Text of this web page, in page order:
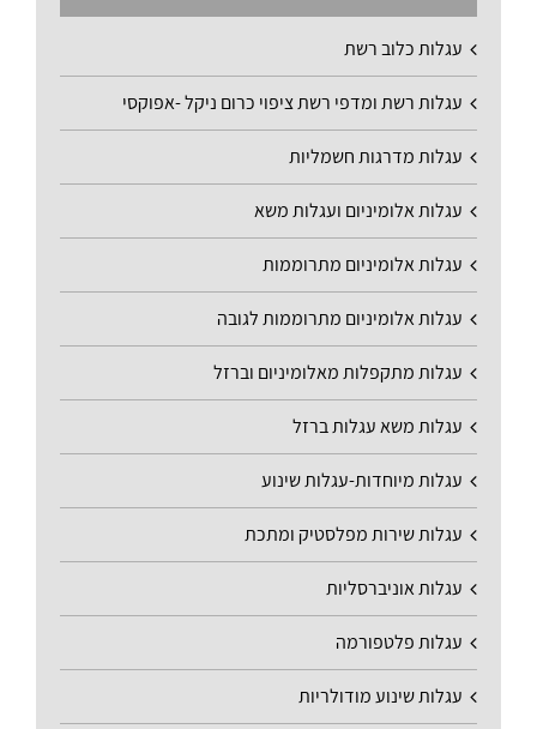
עגלות כלוב רשת
עגלות רשת ומדפי רשת ציפוי כרום ניקל -אפוקסי
עגלות מדרגות חשמליות
עגלות אלומיניום ועגלות משא
עגלות אלומיניום מתרוממות
עגלות אלומיניום מתרוממות לגובה
עגלות מתקפלות מאלומיניום וברזל
עגלות משא עגלות ברזל
עגלות מיוחדות-עגלות שינוע
עגלות שירות מפלסטיק ומתכת
עגלות אוניברסליות
עגלות פלטפורמה
עגלות שינוע מודולריות